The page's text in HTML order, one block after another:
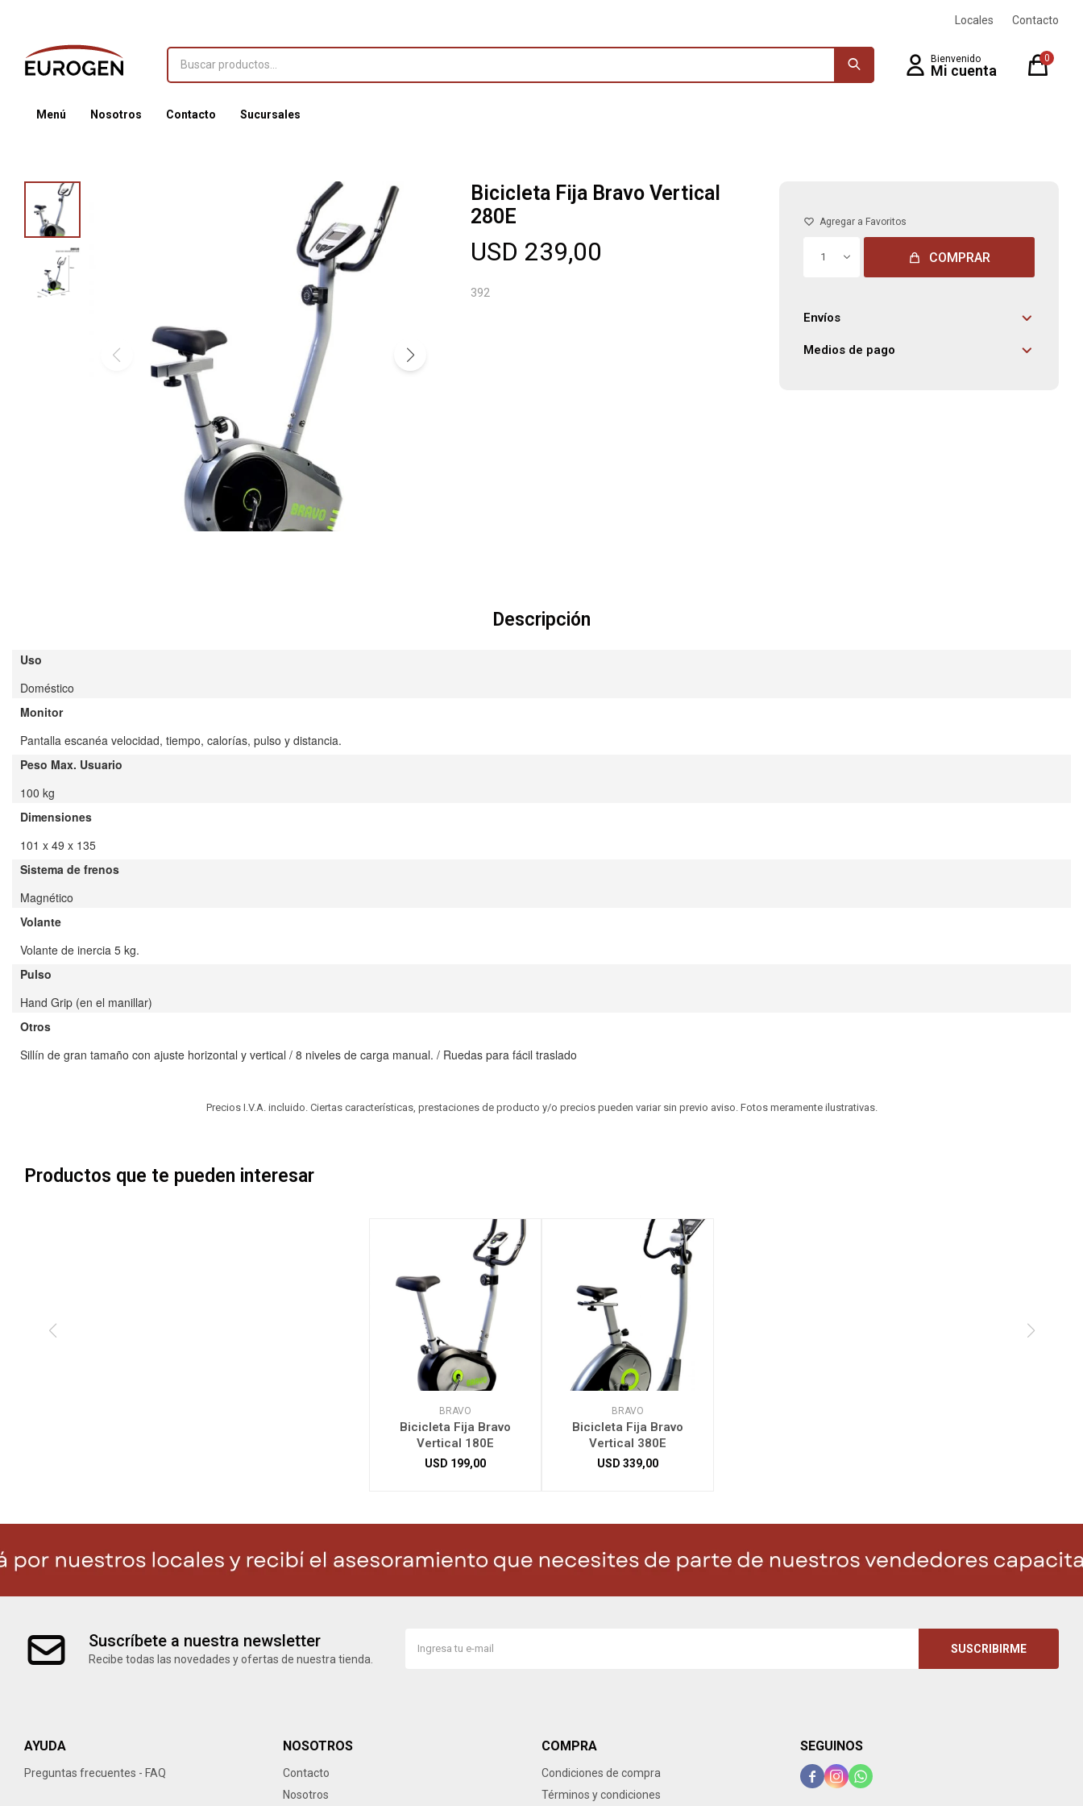
Menú Nosotros Contacto Sucursales
0
Locales Contacto
Bicicleta Fija Bravo Vertical
280E
USD 239,00
392
1 COMPRAR
Envíos
Medios de pago
Descripción
Uso
Doméstico
Monitor
Pantalla escanéa velocidad, tiempo, calorías, pulso y distancia.
Peso Max. Usuario
100 kg
Dimensiones
101 x 49 x 135
Sistema de frenos
Magnético
Volante
Volante de inercia 5 kg.
Pulso
Hand Grip (en el manillar)
Otros
Sillín de gran tamaño con ajuste horizontal y vertical / 8 niveles de carga manual. / Ruedas para fácil traslado
Precios I.V.A. incluido. Ciertas características, prestaciones de producto y/o precios pueden variar sin previo aviso. Fotos meramente ilustrativas.
Productos que te pueden interesar
BRAVO
Bicicleta Fija Bravo
Vertical 180E
USD 199,00
BRAVO
Bicicleta Fija Bravo
Vertical 380E
USD 339,00
Suscríbete a nuestra newsletter
Recibe todas las novedades y ofertas de nuestra tienda.
SUSCRIBIRME
AYUDA
Preguntas frecuentes - FAQ
NOSOTROS
Contacto
Nosotros
COMPRA
Condiciones de compra
Términos y condiciones
SEGUINOS
  